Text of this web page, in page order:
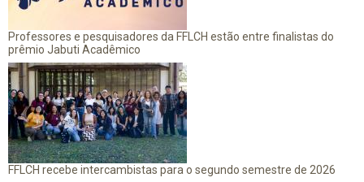
Professores e pesquisadores da FFLCH estão entre finalistas do
prêmio Jabuti Acadêmico
FFLCH recebe intercambistas para o segundo semestre de 2026